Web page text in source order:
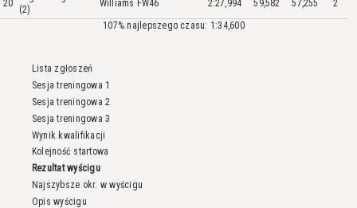
20
(2)
Williams FW46 2:27,994 59,582 57,255
2
107% najlepszego czasu: 1:34,600
Lista zgłoszeń
Sesja treningowa 1
Sesja treningowa 2
Sesja treningowa 3
Wynik kwalifikacji
Kolejność startowa
Rezultat wyścigu
Najszybsze okr. w wyścigu
Opis wyścigu